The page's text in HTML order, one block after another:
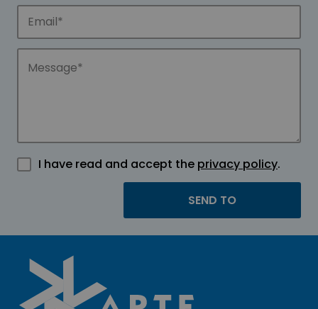
I have read and accept the privacy policy.